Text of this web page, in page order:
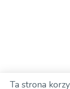
Ta strona